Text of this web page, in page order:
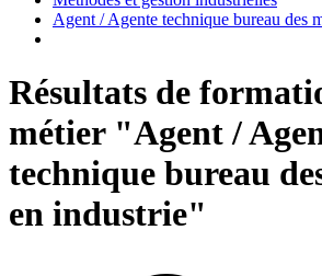
Agent / Agente technique bureau des
Résultats de
métier "Agent /
technique bureau
en industrie"